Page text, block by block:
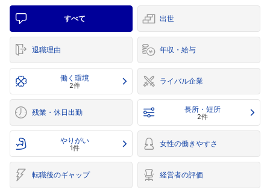
すべて 出世
退職理由 年収・給与
働く環境
2件 ライバル企業
残業・休日出勤 長所・短所
2件
やりがい
1件 女性の働きやすさ
転職後のギャップ 経営者の評価